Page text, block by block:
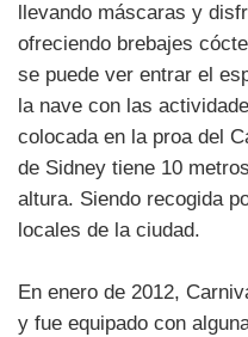
llevando máscaras y
ofreciendo brebajes
se puede ver entrar el
la nave con las
colocada en la proa del
de Sidney tiene 10
altura. Siendo recogida
locales de la ciudad.
En enero de 2012,
y fue equipado con